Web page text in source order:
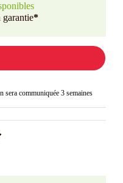
garantie*
sera communiquée 3 semaines